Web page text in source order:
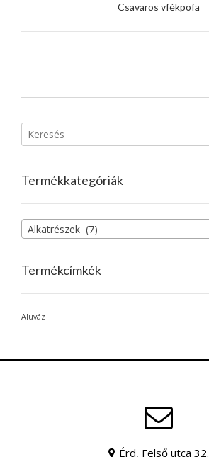
Csavaros vfékpofa
Termékkategóriák
Alkatrészek (7)
Termékcímkék
Aluváz
Érd, Felső utca 32.